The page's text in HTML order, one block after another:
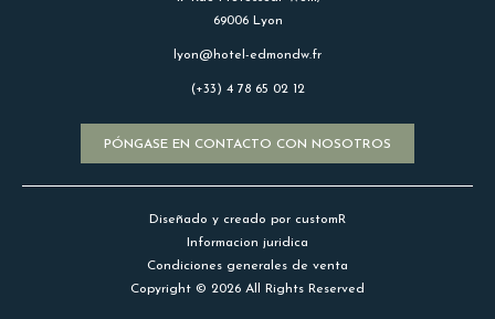
69006 Lyon
lyon@hotel-edmondw.fr
(+33) 4 78 65 02 12
PÓNGASE EN CONTACTO CON NOSOTROS
Diseñado y creado por customR
Informacion juridica
Condiciones generales de venta
Copyright © 2026 All Rights Reserved